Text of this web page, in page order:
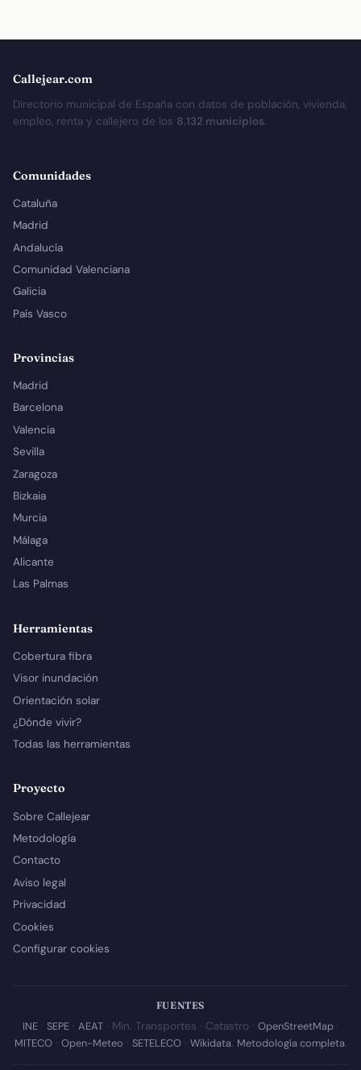
Callejear.com
Directorio municipal de España con datos de población, vivienda,
empleo, renta y callejero de los 8.132 municipios.
Comunidades
Cataluña
Madrid
Andalucía
Comunidad Valenciana
Galicia
País Vasco
Provincias
Madrid
Barcelona
Valencia
Sevilla
Zaragoza
Bizkaia
Murcia
Málaga
Alicante
Las Palmas
Herramientas
Cobertura fibra
Visor inundación
Orientación solar
¿Dónde vivir?
Todas las herramientas
Proyecto
Sobre Callejear
Metodología
Contacto
Aviso legal
Privacidad
Cookies
Configurar cookies
FUENTES
INE· SEPE· AEAT· Min. Transportes · Catastro · OpenStreetMap·
MITECO· Open-Meteo · SETELECO· Wikidata. Metodología completa.